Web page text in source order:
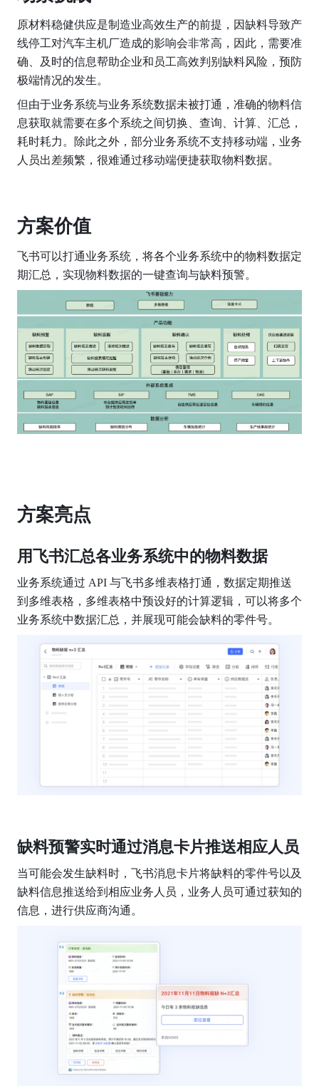
原材料稳健供应是制造业高效生产的前提，因缺料导致产
线停工对汽车主机厂造成的影响会非常高，因此，需要准
确、及时的信息帮助企业和员工高效判别缺料风险，预防
极端情况的发生。
但由于业务系统与业务系统数据未被打通，准确的物料信
息获取就需要在多个系统之间切换、查询、计算、汇总，
耗时耗力。除此之外，部分业务系统不支持移动端，业务
人员出差频繁，很难通过移动端便捷获取物料数据。
方案价值
飞书可以打通业务系统，将各个业务系统中的物料数据定
期汇总，实现物料数据的一键查询与缺料预警。
方案亮点
用飞书汇总各业务系统中的物料数据
业务系统通过 API 与飞书多维表格打通，数据定期推送
到多维表格，多维表格中预设好的计算逻辑，可以将多个
业务系统中数据汇总，并展现可能会缺料的零件号。
缺料预警实时通过消息卡片推送相应人员
当可能会发生缺料时，飞书消息卡片将缺料的零件号以及
缺料信息推送给到相应业务人员，业务人员可通过获知的
信息，进行供应商沟通。